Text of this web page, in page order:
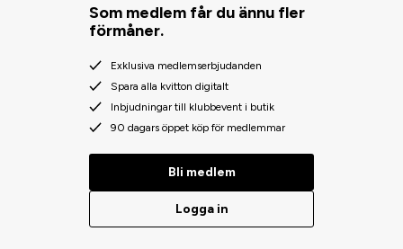
Som medlem får du ännu fler
förmåner.
Exklusiva medlemserbjudanden
Spara alla kvitton digitalt
Inbjudningar till klubbevent i butik
90 dagars öppet köp för medlemmar
Bli medlem
Logga in